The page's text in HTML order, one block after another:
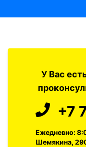
У Вас
+7
Ежедневно:
Шемякина,